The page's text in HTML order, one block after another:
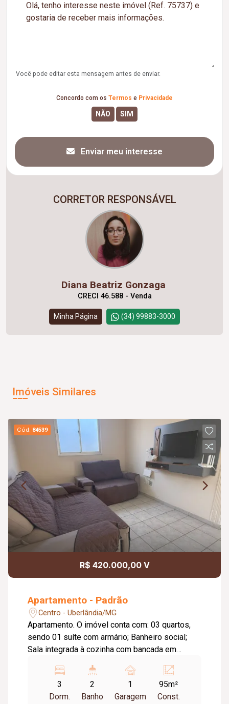
Você pode editar esta mensagem antes de enviar.
Concordo com os Termos e Privacidade
Enviar meu interesse
CORRETOR RESPONSÁVEL
Diana Beatriz Gonzaga
CRECI 46.588 - Venda
Minha Página (34) 99883-3000
Imóveis Similares
Cód. 84539
R$ 420.000,00 V
Apartamento - Padrão
Centro - Uberlândia/MG
Apartamento. O imóvel conta com: 03 quartos,
sendo 01 suíte com armário; Banheiro social;
Sala integrada à cozinha com bancada em
Despensa; Área externa privativa; 01 vaga de
garagem coberta; Diferenciais: Apartamento
térreo com área externa privativa; Ambientes
3
Dorm.
2
Banho
1
Garagem
95m²
Const.